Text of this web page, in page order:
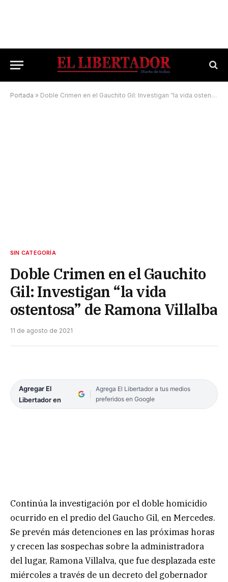
Portada » Doble Crimen en el Gauchito Gil: Investigan “la vida ostentosa” de Ramona Villalba
SIN CATEGORÍA
Doble Crimen en el Gauchito
Gil: Investigan “la vida
ostentosa” de Ramona Villalba
11 de agosto de 2021
Agregar El
Libertador en
Agrega El Libertador a tus medios
preferidos en Google
Continúa la investigación por el doble homicidio
ocurrido en el predio del Gaucho Gil, en Mercedes.
Se prevén más detenciones en las próximas horas
y crecen las sospechas sobre la administradora
del lugar, Ramona Villalva, que fue desplazada este
miércoles a través de un decreto del gobernador